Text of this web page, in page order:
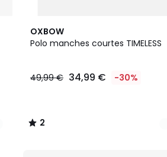
OXBOW
Polo manches courtes TIMELESS
49,99 € 34,99 € -30%
2
/
5
Couleurs
2
/